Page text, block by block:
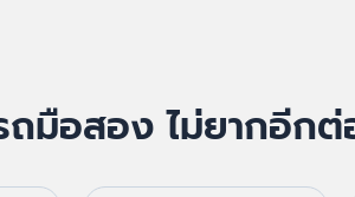
มือสอง ไม่ยากอีกต่